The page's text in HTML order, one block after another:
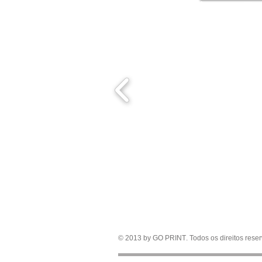
Rótulos e
© 2013 by GO PRINT. Todos os direitos